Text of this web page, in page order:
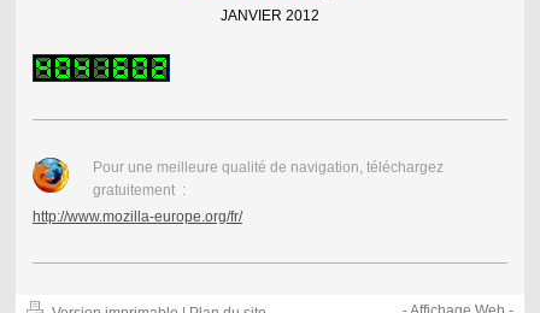
JANVIER 2012
Pour une meilleure qualité de navigation, téléchargez
gratuitement :
http://www.mozilla-europe.org/fr/